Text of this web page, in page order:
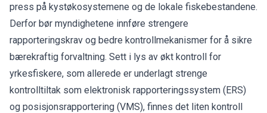
press på kystøkosystemene og de lokale fiskebestandene.
Derfor bør myndighetene innføre strengere
rapporteringskrav og bedre kontrollmekanismer for å sikre
bærekraftig forvaltning. Sett i lys av økt kontroll for
yrkesfiskere, som allerede er underlagt strenge
kontrolltiltak som elektronisk rapporteringssystem (ERS)
og posisjonsrapportering (VMS), finnes det liten kontroll